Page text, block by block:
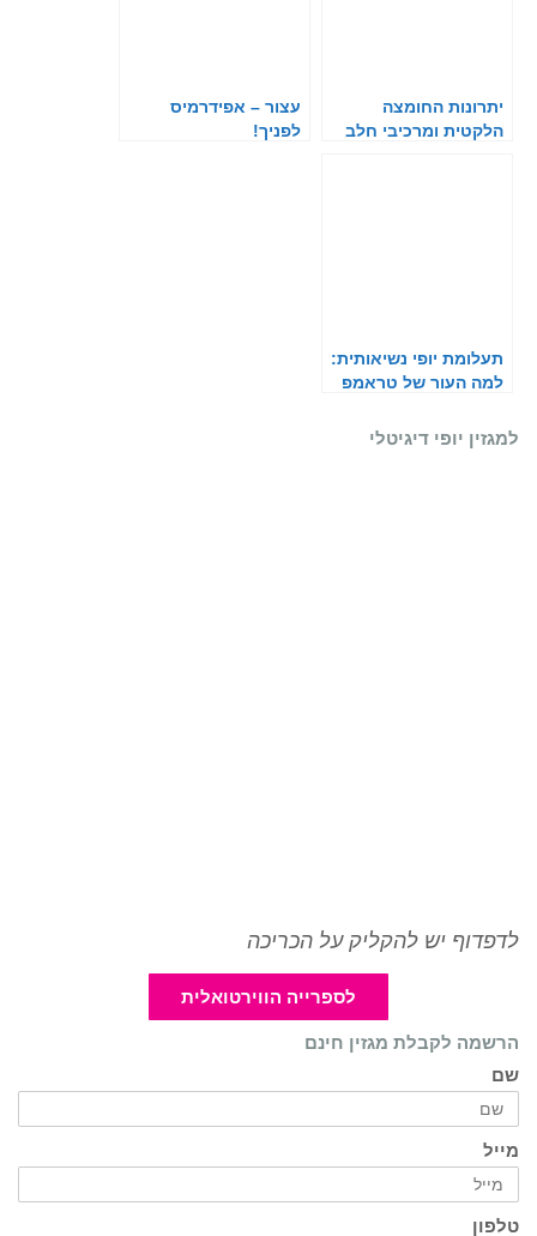
יתרונות החומצה
הלקטית ומרכיבי חלב
עצור – אפידרמיס
לפניך!
תעלומת יופי נשיאותית:
למה העור של טראמפ
למגזין יופי דיגיטלי
לדפדוף יש להקליק על הכריכה
לספרייה הווירטואלית
הרשמה לקבלת מגזין חינם
שם
מייל
טלפון